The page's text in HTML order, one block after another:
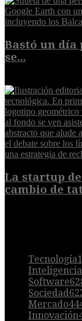
Bastó un día
se...
La startup
cambio de
Tecnología
Software
Sociedad
Mercado
Innovación